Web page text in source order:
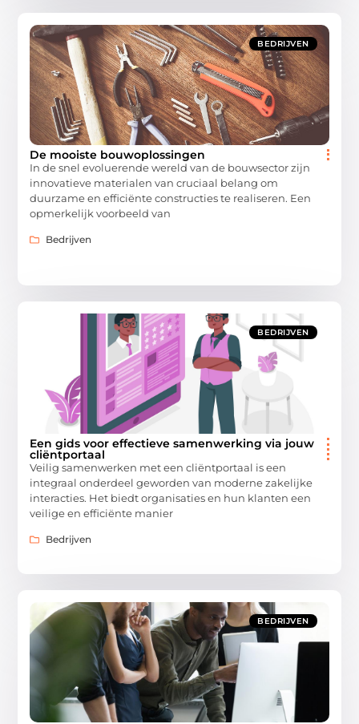
BEDRIJVEN
De mooiste bouwoplossingen
In de snel evoluerende wereld van de bouwsector zijn
innovatieve materialen van cruciaal belang om
duurzame en efficiënte constructies te realiseren. Een
opmerkelijk voorbeeld van
Bedrijven
BEDRIJVEN
Een gids voor effectieve samenwerking via jouw
cliëntportaal
Veilig samenwerken met een cliëntportaal is een
integraal onderdeel geworden van moderne zakelijke
interacties. Het biedt organisaties en hun klanten een
veilige en efficiënte manier
Bedrijven
BEDRIJVEN